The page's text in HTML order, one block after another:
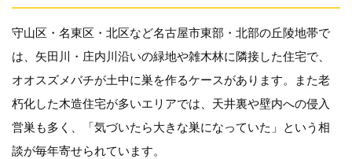
守山区・名東区・北区など名古屋市東部・北部の丘陵地帯で
は、矢田川・庄内川沿いの緑地や雑木林に隣接した住宅で、
オオスズメバチが土中に巣を作るケースがあります。また老
朽化した木造住宅が多いエリアでは、天井裏や壁内への侵入
営巣も多く、「気づいたら大きな巣になっていた」という相
談が毎年寄せられています。